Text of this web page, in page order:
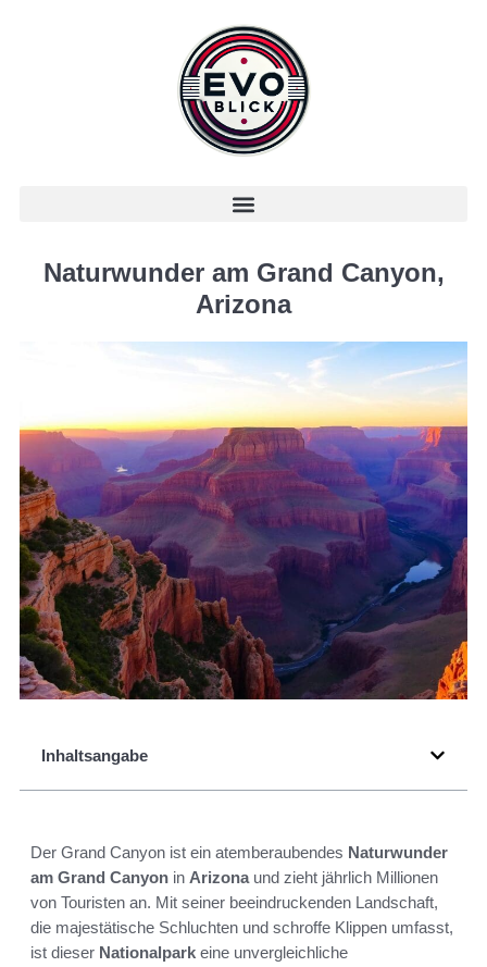
Naturwunder am Grand Canyon,
Arizona
Inhaltsangabe
Der Grand Canyon ist ein atemberaubendes Naturwunder
am Grand Canyon in Arizonaund zieht jährlich Millionen
von Touristen an. Mit seiner beeindruckenden Landschaft,
die majestätische Schluchten und schroffe Klippen umfasst,
ist dieser Nationalpark eine unvergleichliche